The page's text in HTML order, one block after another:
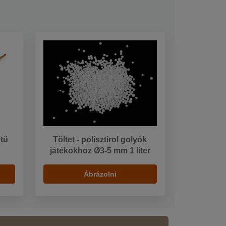
Töltet - polisztirol golyók
játékokhoz Ø3-5 mm 1 liter
Ábrázolni